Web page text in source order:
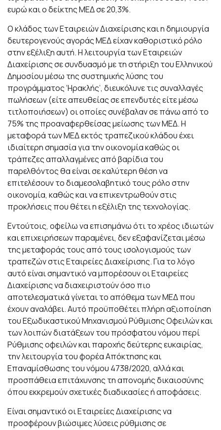
ευρώ και ο δείκτης ΜΕΔ σε 20,3%.
Ο κλάδος των Εταιρειών Διαχείρισης και η δημιουργία
δευτερογενούς αγοράς ΜΕΔ είχαν καθοριστικό ρόλο
στην εξέλιξη αυτή. Η λειτουργία των Εταιρειών
Διαχείρισης σε συνδυασμό με τη στήριξη του Ελληνικού
Δημοσίου μέσω της συστημικής λύσης του
προγράμματος ‘Ηρακλής’, διευκόλυνε τις συναλλαγές
πωλήσεων (είτε απευθείας σε επενδυτές είτε μέσω
τιτλοποιήσεων) οι οποίες συνέβαλαν σε πάνω από το
75% της προαναφερθείσας μείωσης των ΜΕΔ. Η
μεταφορά των ΜΕΔ εκτός τραπεζικού κλάδου έχει
ιδιαίτερη σημασία για την οικονομία καθώς οι
τράπεζες απαλλαγμένες από βαρίδια του
παρελθόντος θα είναι σε καλύτερη θέση να
επιτελέσουν το διαμεσολαβητικό τους ρόλο στην
οικονομία, καθώς και να επικεντρωθούν στις
προκλήσεις που θέτει η εξέλιξη της τεχνολογίας.
Εντούτοις, οφείλω να επισημάνω ότι το χρέος ιδιωτών
και επιχειρήσεων παραμένει, δεν εξαφανίζεται μέσω
της μεταφοράς τους από τους ισολογισμούς των
τραπεζών στις Εταιρείες Διαχείρισης. Για το λόγο
αυτό είναι σημαντικό να μπορέσουν οι Εταιρείες
Διαχείρισης να διαχειριστούν όσο πιο
αποτελεσματικά γίνεται το απόθεμα των ΜΕΔ που
έχουν αναλάβει. Αυτό προϋποθέτει πλήρη αξιοποίηση
του Εξωδικαστικού Μηχανισμού Ρύθμισης Οφειλών και
των λοιπών διατάξεων του πρόσφατου νόμου περί
Ρύθμισης οφειλών και παροχής δεύτερης ευκαιρίας,
την λειτουργία του φορέα Απόκτησης και
Επαναμίσθωσης του νόμου 4738/2020, αλλά και
προσπάθεια επιτάχυνσης τη απονομής δικαιοσύνης
όπου εκκρεμούν σχετικές διαδικασίες ή αποφάσεις.
Είναι σημαντικό οι Εταιρείες Διαχείρισης να
προσφέρουν βιώσιμες λύσεις ρύθμισης σε